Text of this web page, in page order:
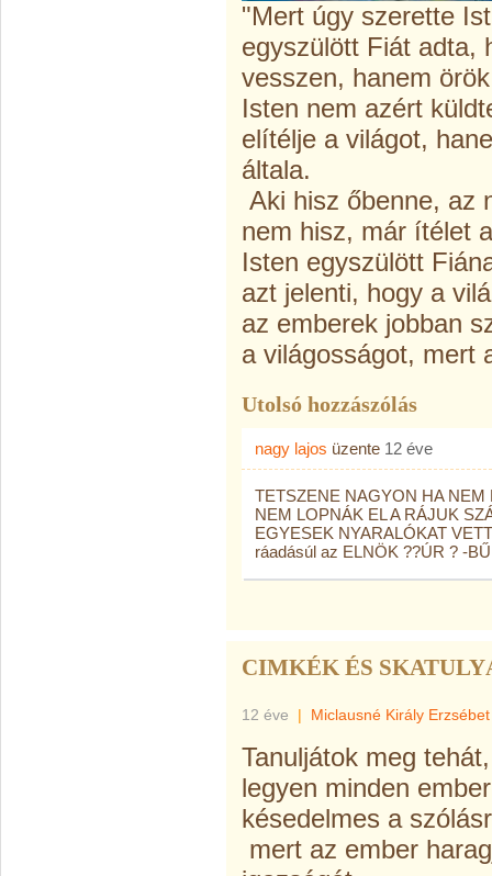
"Mert úgy szerette
egyszülött Fiát adta,
vesszen, hanem
Isten nem azért
elítélje a világot,
általa.
Aki hisz őbenne, az
nem hisz, már ítélet
Isten egyszülött
azt jelenti, hogy a
az emberek jobban
a világosságot, mert
Utolsó hozzászólás
nagy lajos üzente 12 éve
TETSZENE NAGYON HA
NEM LOPNÁK EL A RÁJUK
EGYESEK NYARALÓKAT
ráadásúl az ELNÖK ??ÚR ? -
CIMKÉK ÉS
12 éve | Miclausné Király Erzsébet
Tanuljátok meg
legyen minden
késedelmes a
mert az ember